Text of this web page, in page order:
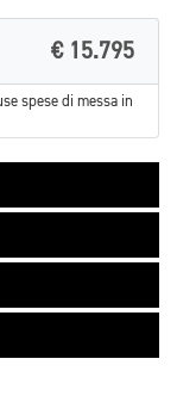
€ 15.795
spese di messa in